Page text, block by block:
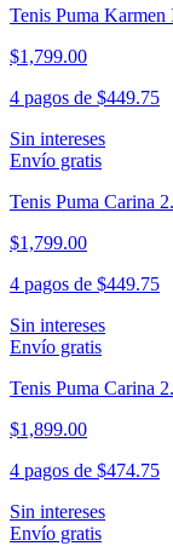
Tenis Puma
$1,799.00
4 pagos de $449.75
Sin intereses
Envío gratis
Tenis Puma Carina
$1,799.00
4 pagos de $449.75
Sin intereses
Envío gratis
Tenis Puma Carina
$1,899.00
4 pagos de $474.75
Sin intereses
Envío gratis